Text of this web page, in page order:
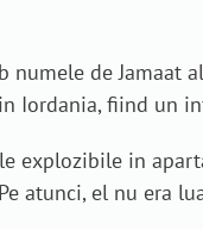
de Jamaat
Iordania, fiind un
explozibile in
atunci, el nu era